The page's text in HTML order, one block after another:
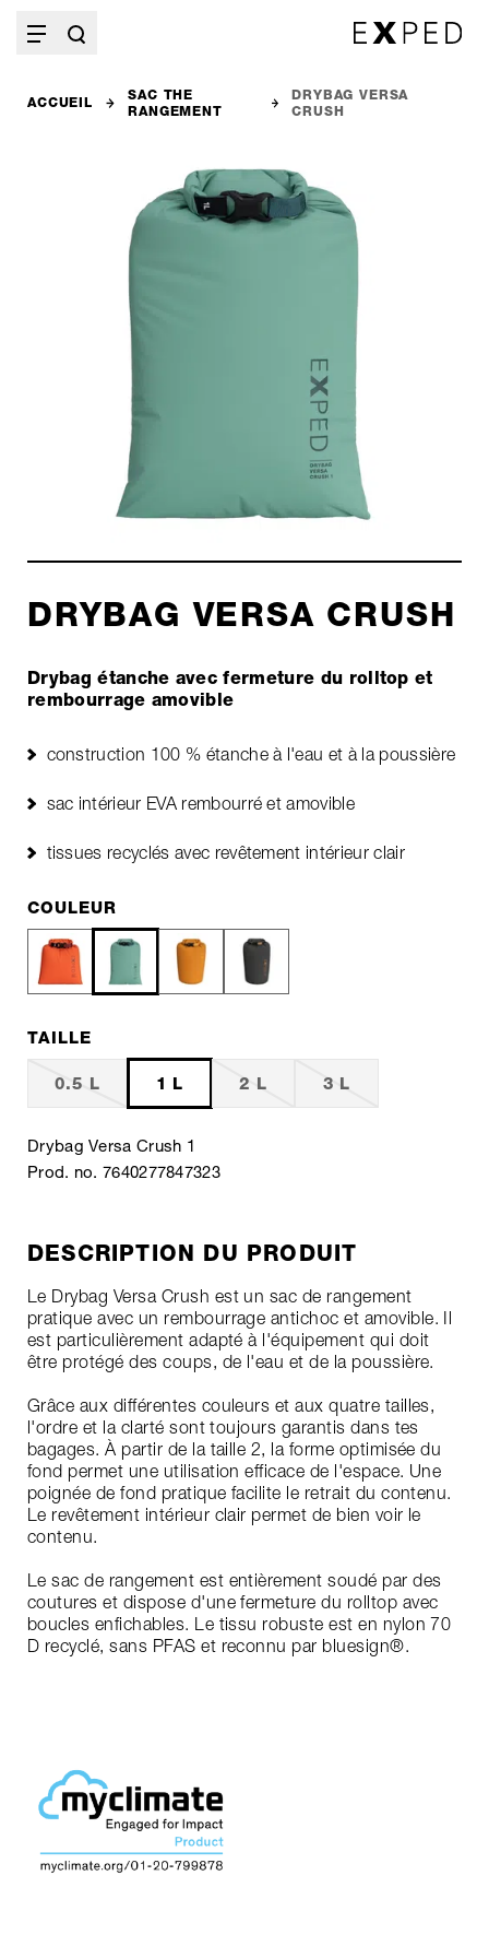
ACCUEIL
SAC THE
RANGEMENT
DRYBAG VERSA
CRUSH
DRYBAG VERSA CRUSH
Drybag étanche avec fermeture du rolltop et
rembourrage amovible
construction 100 % étanche à l'eau et à la poussière
sac intérieur EVA rembourré et amovible
tissues recyclés avec revêtement intérieur clair
COULEUR
TAILLE
0.5 L 1 L 2 L 3 L
Drybag Versa Crush 1
Prod. no. 7640277847323
DESCRIPTION DU PRODUIT
Le Drybag Versa Crush est un sac de rangement
pratique avec un rembourrage antichoc et amovible. Il
est particulièrement adapté à l'équipement qui doit
être protégé des coups, de l'eau et de la poussière.
Grâce aux différentes couleurs et aux quatre tailles,
l'ordre et la clarté sont toujours garantis dans tes
bagages. À partir de la taille 2, la forme optimisée du
fond permet une utilisation efficace de l'espace. Une
poignée de fond pratique facilite le retrait du contenu.
Le revêtement intérieur clair permet de bien voir le
contenu.
Le sac de rangement est entièrement soudé par des
coutures et dispose d'une fermeture du rolltop avec
boucles enfichables. Le tissu robuste est en nylon 70
D recyclé, sans PFAS et reconnu par bluesign®.